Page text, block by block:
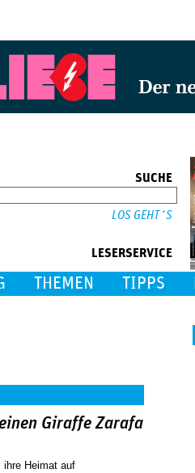
SUCHE
LESERSERVICE
THEMEN TIPPS
Giraffe Zarafa
Heimat auf